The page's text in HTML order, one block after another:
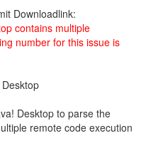
Downloadlink:
contains multiple
number for this issue is
Desktop to parse the
remote code execution